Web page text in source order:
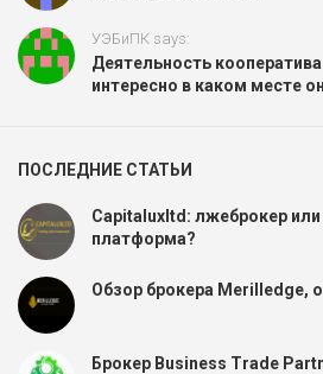
УЭБиПК says:
Деятельность
интересно в каком месте
ПОСЛЕДНИЕ СТАТЬИ
Capitaluxltd: лжеброкер
платформа?
Обзор брокера Merilledge,
Брокер Business Trade